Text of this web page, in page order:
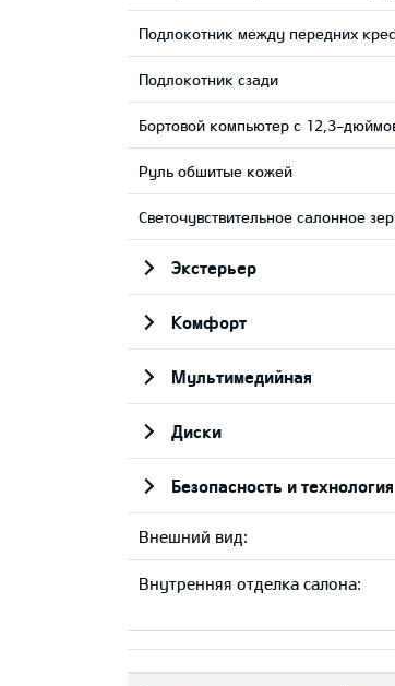
Подлокотник между передних
Подлокотник сзади
Бортовой компьютер с 12,3-
Руль обшитые кожей
Светочувствительное салонное
Экстерьер
Комфорт
Мультимедийная
Диски
Безопасность и технология
Внешний вид:
Внутренняя отделка салона: